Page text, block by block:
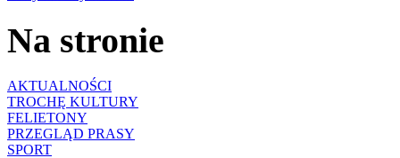
Na stronie
AKTUALNOŚCI
TROCHĘ KULTURY
FELIETONY
PRZEGLĄD PRASY
SPORT